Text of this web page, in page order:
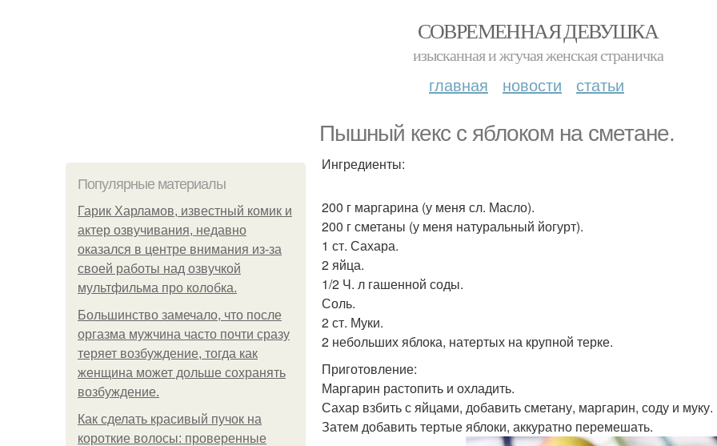
СОВРЕМЕННАЯ ДЕВУШКА
изысканная и жгучая женская страничка
главная новости статьи
Пышный кекс с яблоком на сметане.
Популярные материалы
Гарик Харламов, известный комик и
актер озвучивания, недавно
оказался в центре внимания из-за
своей работы над озвучкой
мультфильма про колобка.
Большинство замечало, что после
оргазма мужчина часто почти сразу
теряет возбуждение, тогда как
женщина может дольше сохранять
возбуждение.
Как сделать красивый пучок на
короткие волосы: проверенные
Ингредиенты:
200 г маргарина (у меня сл. Масло).
200 г сметаны (у меня натуральный йогурт).
1 ст. Сахара.
2 яйца.
1/2 Ч. л гашенной соды.
Соль.
2 ст. Муки.
2 небольших яблока, натертых на крупной терке.
Приготовление:
Маргарин растопить и охладить.
Сахар взбить с яйцами, добавить сметану, маргарин, соду и муку.
Затем добавить тертые яблоки, аккуратно перемешать.